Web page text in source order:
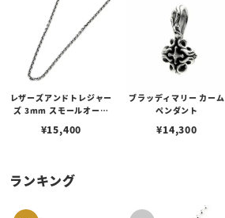
レザーズアンドトレジャー
ズ 3mm スモールオーバ
ブスタークラスプ＆LTロ
¥15,400
ブラッディマリー カーム
ペンダント
¥14,300
ランキング